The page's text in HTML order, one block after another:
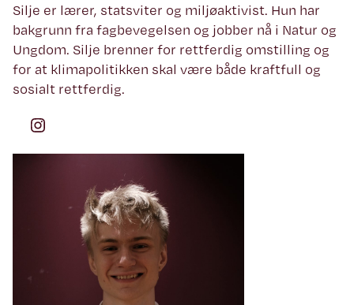
Silje er lærer, statsviter og miljøaktivist. Hun har
bakgrunn fra fagbevegelsen og jobber nå i Natur og
Ungdom. Silje brenner for rettferdig omstilling og
for at klimapolitikken skal være både kraftfull og
sosialt rettferdig.
Instagram